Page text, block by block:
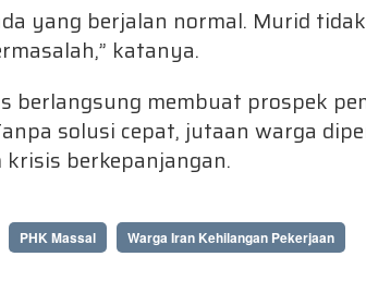
yang berjalan normal. Murid
katanya.
berlangsung membuat prospek
solusi cepat, jutaan warga
berkepanjangan.
PHK Massal Warga Iran Kehilangan Pekerjaan